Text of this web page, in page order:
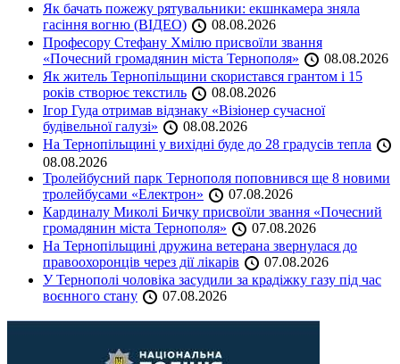
Як бачать пожежу рятувальники: екшнкамера зняла
гасіння вогню (ВІДЕО)
08.08.2026
Професору Стефану Хмілю присвоїли звання
«Почесний громадянин міста Тернополя»
08.08.2026
Як житель Тернопільщини скористався грантом і 15
років створює текстиль
08.08.2026
Ігор Гуда отримав відзнаку «Візіонер сучасної
будівельної галузі»
08.08.2026
На Тернопільщині у вихідні буде до 28 градусів тепла
08.08.2026
Тролейбусний парк Тернополя поповнився ще 8 новими
тролейбусами «Електрон»
07.08.2026
Кардиналу Миколі Бичку присвоїли звання «Почесний
громадянин міста Тернополя»
07.08.2026
На Тернопільщині дружина ветерана звернулася до
правоохоронців через дії лікарів
07.08.2026
У Тернополі чоловіка засудили за крадіжку газу під час
воєнного стану
07.08.2026